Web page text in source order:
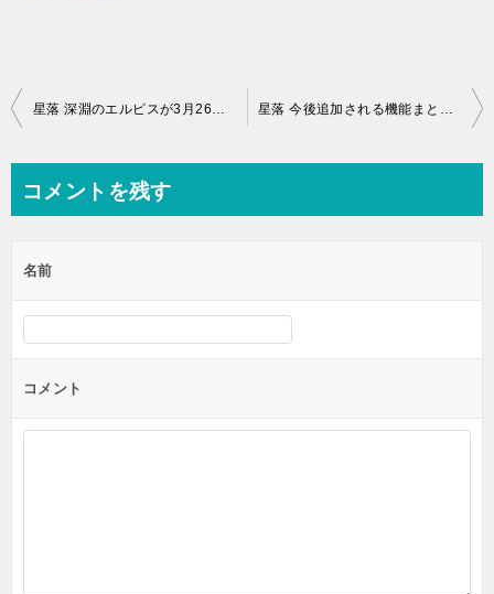
投
ビ
ー
シ
ン
星落 深淵のエルピスが3月26日リリース | App Store、Google Play対応のRPGアプリ 星落 今後追加される機能まとめ！アップデートに期待
コメントを残す
名前
コメント